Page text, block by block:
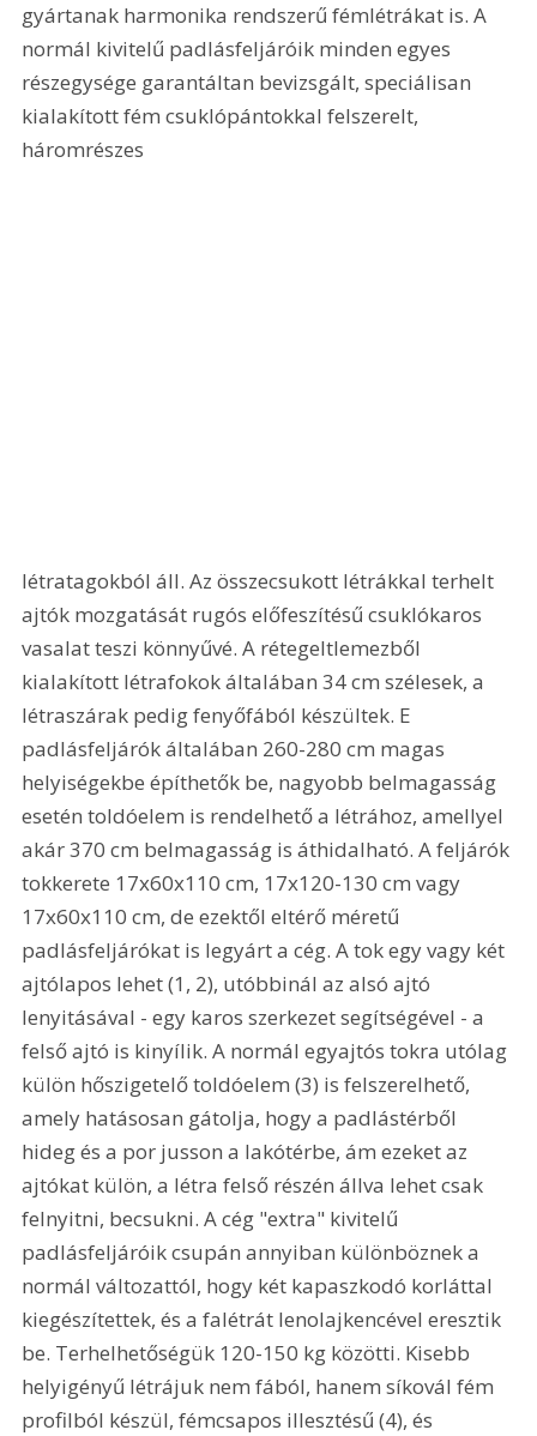
gyártanak harmonika rendszerű fémlétrákat is. A
normál kivitelű padlásfeljáróik minden egyes
részegysége garantáltan bevizsgált, speciálisan
kialakított fém csuklópántokkal felszerelt,
háromrészes
létratagokból áll. Az összecsukott létrákkal terhelt
ajtók mozgatását rugós előfeszítésű csuklókaros
vasalat teszi könnyűvé. A rétegeltlemezből
kialakított létrafokok általában 34 cm szélesek, a
létraszárak pedig fenyőfából készültek. E
padlásfeljárók általában 260-280 cm magas
helyiségekbe építhetők be, nagyobb belmagasság
esetén toldóelem is rendelhető a létrához, amellyel
akár 370 cm belmagasság is áthidalható. A feljárók
tokkerete 17x60x110 cm, 17x120-130 cm vagy
17x60x110 cm, de ezektől eltérő méretű
padlásfeljárókat is legyárt a cég. A tok egy vagy két
ajtólapos lehet (1, 2), utóbbinál az alsó ajtó
lenyitásával - egy karos szerkezet segítségével - a
felső ajtó is kinyílik. A normál egyajtós tokra utólag
külön hőszigetelő toldóelem (3) is felszerelhető,
amely hatásosan gátolja, hogy a padlástérből
hideg és a por jusson a lakótérbe, ám ezeket az
ajtókat külön, a létra felső részén állva lehet csak
felnyitni, becsukni. A cég "extra" kivitelű
padlásfeljáróik csupán annyiban különböznek a
normál változattól, hogy két kapaszkodó korláttal
kiegészítettek, és a falétrát lenolajkencével eresztik
be. Terhelhetőségük 120-150 kg közötti. Kisebb
helyigényű létrájuk nem fából, hanem síkovál fém
profilból készül, fémcsapos illesztésű (4), és